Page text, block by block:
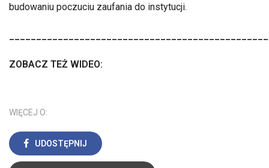
budowaniu poczuciu zaufania do instytucji.
ZOBACZ TEŻ WIDEO:
WIĘCEJ O:
UDOSTĘPNIJ